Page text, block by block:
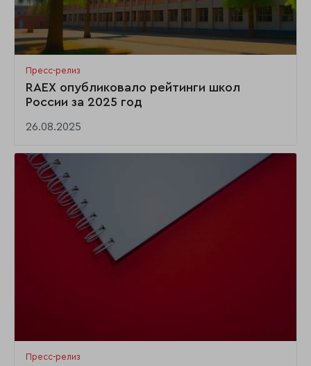
Пресс-релиз
RAEX опубликовало рейтинги школ
России за 2025 год
26.08.2025
Пресс-релиз